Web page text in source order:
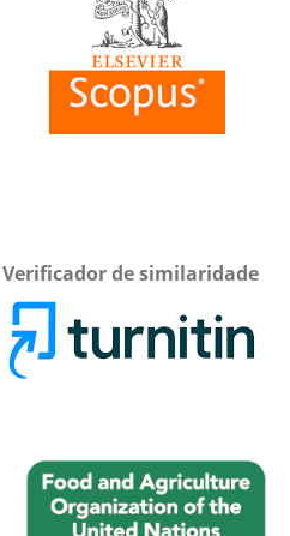
Verificador de similaridade